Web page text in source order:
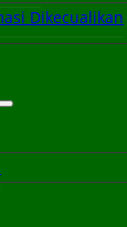
Dikecualikan